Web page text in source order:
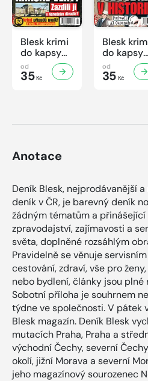
Blesk krimi
do kapsy
č.7/2026
od
35Kč
Blesk
do kapsy
č.6/2026
od
35Kč
Anotace
Deník Blesk, nejprodávanější
deník v ČR, je barevný deník
žádným tématům a
zpravodajství, zajímavosti a
světa, doplněné rozsáhlým
Pravidelně se věnuje
cestování, zdraví, vše pro
nebo bydlení, články jsou
Sobotní příloha je souhrnem
týdne ve společnosti. V pátek
Blesk magazín. Deník Blesk
mutacích Praha, Praha a
východní Čechy, severní
okolí, jižní Morava a severní
jeho magazínový sourozenec